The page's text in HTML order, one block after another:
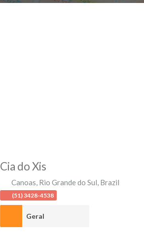
Cia do Xis
Canoas, Rio Grande do Sul, Brazil
(51) 3428-4538
Geral